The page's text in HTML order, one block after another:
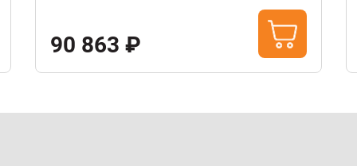
236 210 ₽